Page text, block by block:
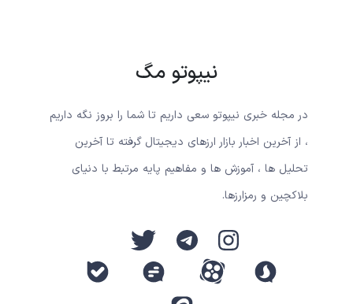
نیپوتو مگ
در مجله خبری نیپوتو سعی داریم تا شما را بروز نگه داریم
، از آخرین اخبار بازار ارزهای دیجیتال گرفته تا آخرین
تحلیل ها ، آموزش ها و مفاهیم پایه مرتبط با دنیای
بلاکچین و رمزارزها.